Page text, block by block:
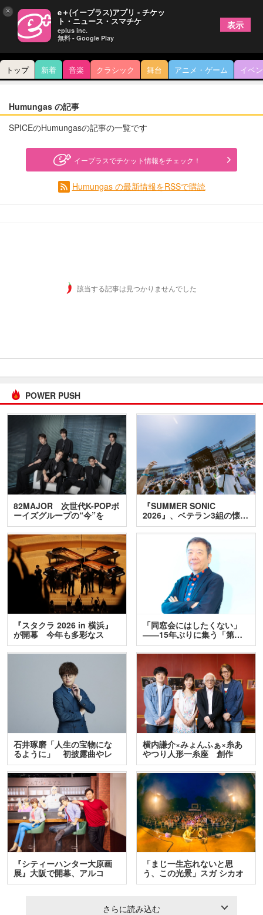
トップ 新着 音楽 クラシック 舞台 アニメ・ゲーム イベ
Humungas の記事
SPICEのHumungasの記事の一覧です
イープラスでチケット情報をチェック！
Humungas の最新情報をRSSで購読
該当する記事は見つかりませんでした
POWER PUSH
82MAJOR 次世代K-POPボ
ーイズグループの“今”を
訊…
『SUMMER SONIC
2026』、ベテラン3組の懐…
『スタクラ 2026 in 横浜』
が開幕 今年も多彩なス
テ…
「同窓会にはしたくない」
――15年ぶりに集う「第…
石井琢磨「人生の宝物にな
るように」 初披露曲やレ
ア…
横内謙介×みょんふぁ×糸あ
やつり人形一糸座 創作
人…
『シティーハンター大原画
展』大阪で開幕、アルコ
＆…
「まじ一生忘れないと思
う、この光景」スガ シカオ
と…
さらに読み込む
× e＋(イープラス)アプリ - チケッ
ト・ニュース・スマチケ
eplus inc.
無料 - Google Play
表示